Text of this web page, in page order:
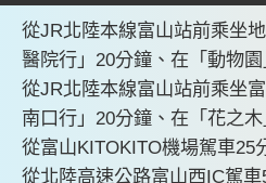
從JR北陸本線富山站前乘坐
醫院行」20分鐘、在「動物
從JR北陸本線富山站前乘坐
南口行」20分鐘、在「花之
從富山KITOKITO機場駕車25
從北陸高速公路富山西IC駕車